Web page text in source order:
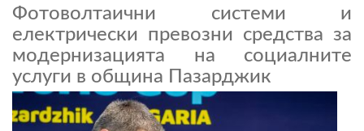
Фотоволтаични системи и
електрически превозни средства за
модернизацията на социалните
услуги в община Пазарджик